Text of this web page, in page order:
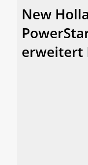
New
erweitert